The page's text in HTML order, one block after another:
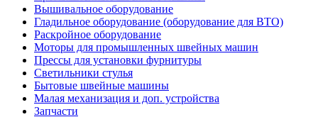
Вышивальное оборудование
Гладильное оборудование (оборудование для ВТО)
Раскройное оборудование
Моторы для промышленных швейных машин
Прессы для установки фурнитуры
Светильники стулья
Бытовые швейные машины
Малая механизация и доп. устройства
Запчасти